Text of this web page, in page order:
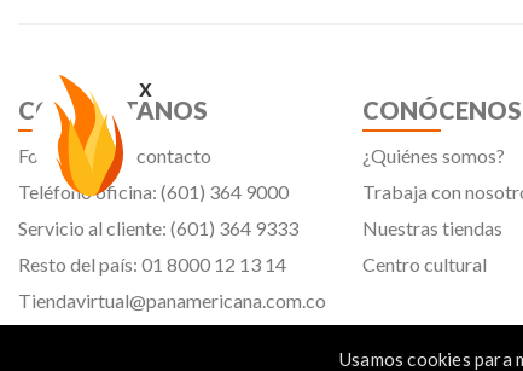
x
Usamos cookies
CONTÁCTANOS
Formulario de contacto
Teléfono oficina: (601) 364 9000
Servicio al cliente: (601) 364 9333
Resto del país: 01 8000 12 13 14
Tiendavirtual@panamericana.com.co
CONÓCENOS
¿Quiénes somos?
Trabaja con
Nuestras tiendas
Centro cultural